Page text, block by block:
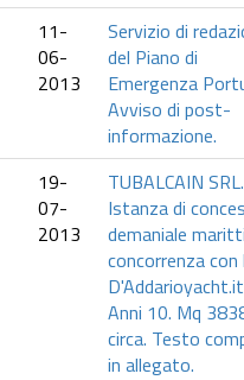
11-
06-
2013
Servizio di
del Piano di
Emergenza
Avviso di post-
informazione.
19-
07-
2013
TUBALCAIN SRL.
Istanza di
demaniale
concorrenza con
Anni 10. Mq
circa. Testo
in allegato.